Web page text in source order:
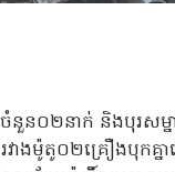
០២នាក់ និងបុរសម្ន
វាងម៉ូតូ០២គ្រឿងបុក